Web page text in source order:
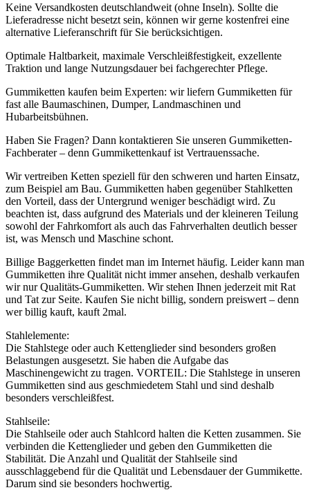
Keine Versandkosten deutschlandweit (ohne Inseln). Sollte die
Lieferadresse nicht besetzt sein, können wir gerne kostenfrei eine
alternative Lieferanschrift für Sie berücksichtigen.
Optimale Haltbarkeit, maximale Verschleißfestigkeit, exzellente
Traktion und lange Nutzungsdauer bei fachgerechter Pflege.
Gummiketten kaufen beim Experten: wir liefern Gummiketten für
fast alle Baumaschinen, Dumper, Landmaschinen und
Hubarbeitsbühnen.
Haben Sie Fragen? Dann kontaktieren Sie unseren Gummiketten-
Fachberater – denn Gummikettenkauf ist Vertrauenssache.
Wir vertreiben Ketten speziell für den schweren und harten Einsatz,
zum Beispiel am Bau. Gummiketten haben gegenüber Stahlketten
den Vorteil, dass der Untergrund weniger beschädigt wird. Zu
beachten ist, dass aufgrund des Materials und der kleineren Teilung
sowohl der Fahrkomfort als auch das Fahrverhalten deutlich besser
ist, was Mensch und Maschine schont.
Billige Baggerketten findet man im Internet häufig. Leider kann man
Gummiketten ihre Qualität nicht immer ansehen, deshalb verkaufen
wir nur Qualitäts-Gummiketten. Wir stehen Ihnen jederzeit mit Rat
und Tat zur Seite. Kaufen Sie nicht billig, sondern preiswert – denn
wer billig kauft, kauft 2mal.
Stahlelemente:
Die Stahlstege oder auch Kettenglieder sind besonders großen
Belastungen ausgesetzt. Sie haben die Aufgabe das
Maschinengewicht zu tragen. VORTEIL: Die Stahlstege in unseren
Gummiketten sind aus geschmiedetem Stahl und sind deshalb
besonders verschleißfest.
Stahlseile:
Die Stahlseile oder auch Stahlcord halten die Ketten zusammen. Sie
verbinden die Kettenglieder und geben den Gummiketten die
Stabilität. Die Anzahl und Qualität der Stahlseile sind
ausschlaggebend für die Qualität und Lebensdauer der Gummikette.
Darum sind sie besonders hochwertig.